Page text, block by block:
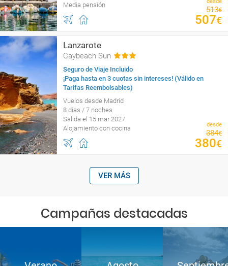
Media pensión
513€
507€
Lanzarote
Caybeach Sun
Seguro de Viaje Incluido
¡Paga hasta en 3 cuotas sin intereses! (Válido en
Tarifas Reembolsables)
Vuelos desde Madrid
8 días / 7 noches
Salida el 15 mar 2027
Alojamiento con cocina
desde
384€
380€
VER MÁS
Campañas destacadas